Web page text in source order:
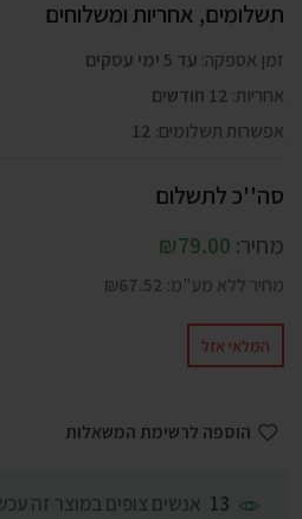
תשלומים, אחריות ומשלוחים
זמן אספקה: עד 5 ימי עסקים
אחריות: 12 חודשים
אפשרות תשלומים: 12
סה''כ לתשלום
מחיר:
₪79.00
מחיר ללא מע"מ: ₪67.52
המלאי אזל
הוספה לרשימת המשאלות
13 אנשים צופים במוצר זה